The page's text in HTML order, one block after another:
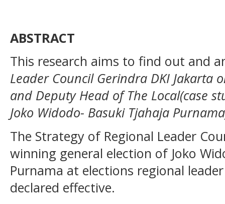
ABSTRACT
This research aims to find out and
Leader Council Gerindra DKI Jakarta
and Deputy Head of The Local(case
Joko Widodo- Basuki Tjahaja
The Strategy of Regional Leader
winning general election of Joko
Purnama at elections regional
declared effective.